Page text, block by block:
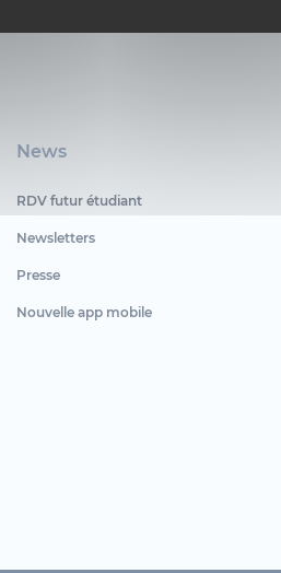
News
RDV futur étudiant
Newsletters
Presse
Nouvelle app mobile